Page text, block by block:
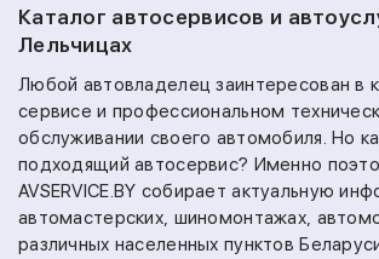
Каталог автосервисов и
Лельчицах
Любой автовладелец заинтересован в
сервисе и профессиональном
обслуживании своего автомобиля. Но
подходящий автосервис? Именно
AVSERVICE.BY собирает актуальную
автомастерских, шиномонтажах,
различных населенных пунктов